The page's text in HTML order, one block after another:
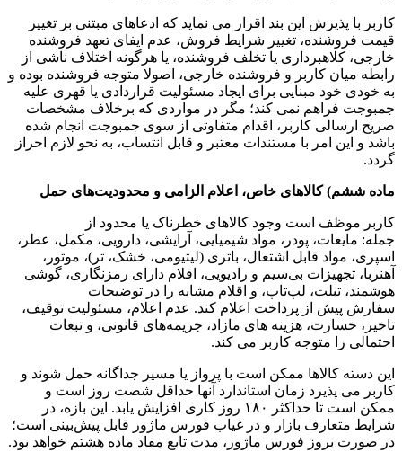
کاربر با پذیرش این بند اقرار می نماید که ادعاهای مبتنی بر تغییر
قیمت فروشنده، تغییر شرایط فروش، عدم ایفای تعهد فروشنده
خارجی، کلاهبرداری یا تخلف فروشنده، یا هرگونه اختلاف ناشی از
رابطه میان کاربر و فروشنده خارجی، اصولا متوجه فروشنده بوده و
به خودی خود مبنایی برای ایجاد مسئولیت قراردادی یا قهری علیه
جمبوجت فراهم نمی کند؛ مگر در مواردی که برخلاف مشخصات
صریح ارسالی کاربر، اقدام متفاوتی از سوی جمبوجت انجام شده
باشد و این امر با مستندات معتبر و قابل انتساب، به نحو لازم احراز
گردد.
ماده ششم) کالاهای خاص، اعلام الزامی و محدودیت‌های حمل
کاربر موظف است وجود کالاهای خطرناک یا محدود از
جمله: مایعات، پودر، مواد شیمیایی، آرایشی، دارویی، مکمل، عطر،
اسپری، مواد قابل اشتعال، باتری (لیتیومی، خشک، تر)، موتور،
آهنربا، تجهیزات بی‌سیم و رادیویی، اقلام دارای رمزنگاری، گوشی
هوشمند، تبلت، لپ‌تاپ، و اقلام مشابه را در توضیحات
سفارش پیش از پرداخت اعلام کند. عدم اعلام، مسئولیت توقیف،
تاخیر، خسارت، هزینه های مازاد، جریمه‌های قانونی، و تبعات
احتمالی را متوجه کاربر می کند.
این دسته کالاها ممکن است با پرواز یا مسیر جداگانه حمل شوند و
کاربر می پذیرد زمان استاندارد آنها حداقل شصت روز است و
ممکن است تا حداکثر ۱۸۰ روز کاری افزایش یابد. این بازه، در
شرایط متعارف بازار و در غیاب فورس ماژور قابل پیش‌بینی است؛
در صورت بروز فورس ماژور، مدت تابع مفاد ماده هشتم خواهد بود.